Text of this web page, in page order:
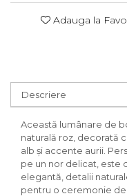
Adauga la
Descriere
Această lumânare de
naturală roz, decorată
alb și accente aurii.
pe un nor delicat, este
elegantă, detalii
pentru o ceremonie de